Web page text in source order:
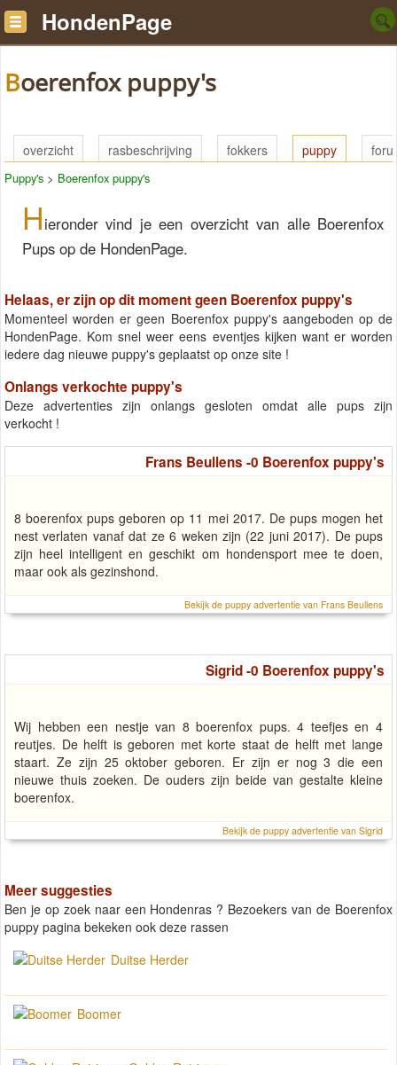
HondenPage
Boerenfox puppy's
overzicht rasbeschrijving fokkers puppy
Puppy's > Boerenfox puppy's
Hieronder vind je een overzicht van alle Boerenfox
Pups op de HondenPage.
Helaas, er zijn op dit moment geen Boerenfox puppy's
Momenteel worden er geen Boerenfox puppy's aangeboden op de
HondenPage. Kom snel weer eens eventjes kijken want er worden
iedere dag nieuwe puppy's geplaatst op onze site !
Onlangs verkochte puppy's
Deze advertenties zijn onlangs gesloten omdat alle pups zijn
verkocht !
Frans Beullens -0 Boerenfox puppy's
8 boerenfox pups geboren op 11 mei 2017. De pups mogen het
nest verlaten vanaf dat ze 6 weken zijn (22 juni 2017). De pups
zijn heel intelligent en geschikt om hondensport mee te doen,
maar ook als gezinshond.
Bekijk de puppy advertentie van Frans Beullens
Sigrid -0 Boerenfox puppy's
Wij hebben een nestje van 8 boerenfox pups. 4 teefjes en 4
reutjes. De helft is geboren met korte staat de helft met lange
staart. Ze zijn 25 oktober geboren. Er zijn er nog 3 die een
nieuwe thuis zoeken. De ouders zijn beide van gestalte kleine
boerenfox.
Bekijk de puppy advertentie van Sigrid
Meer suggesties
Ben je op zoek naar een Hondenras ? Bezoekers van de Boerenfox
puppy pagina bekeken ook deze rassen
Duitse Herder
Boomer